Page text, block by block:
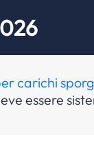
carichi
essere